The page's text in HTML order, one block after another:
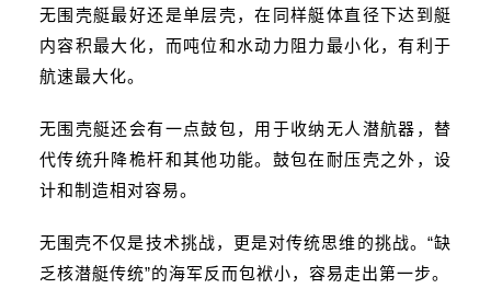
无围壳艇最好还是单层壳，在同样艇体直径下达到艇
内容积最大化，而吨位和水动力阻力最小化，有利于
航速最大化。
无围壳艇还会有一点鼓包，用于收纳无人潜航器，替
代传统升降桅杆和其他功能。鼓包在耐压壳之外，设
计和制造相对容易。
无围壳不仅是技术挑战，更是对传统思维的挑战。“缺
乏核潜艇传统”的海军反而包袱小，容易走出第一步。